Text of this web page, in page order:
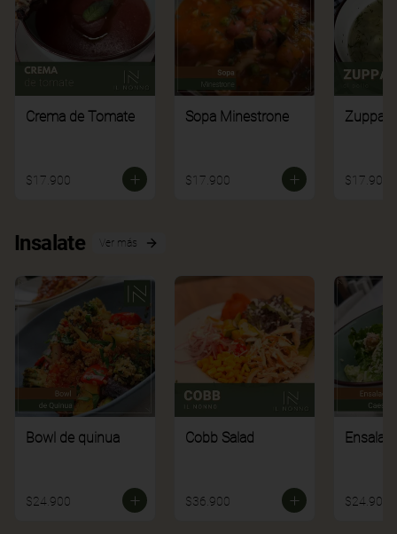
Crema de Tomate
$17.900
Sopa Minestrone
$17.900
Zuppa
$17.900
Insalate Ver más
Bowl de quinua
$24.900
Cobb Salad
$36.900 $24.900